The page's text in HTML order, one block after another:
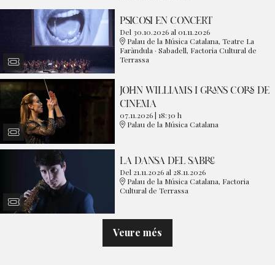
PSICOSI EN CONCERT
Del 30.10.2026al 01.11.2026
Palau de la Música Catalana, Teatre La
Faràndula · Sabadell, Factoria Cultural de
Terrassa
JOHN WILLIAMS I GRANS CORS DE
CINEMA
07.11.2026| 18:30 h
Palau de la Música Catalana
LA DANSA DEL SABRE
Del 21.11.2026al 28.11.2026
Palau de la Música Catalana, Factoria
Cultural de Terrassa
Veure més